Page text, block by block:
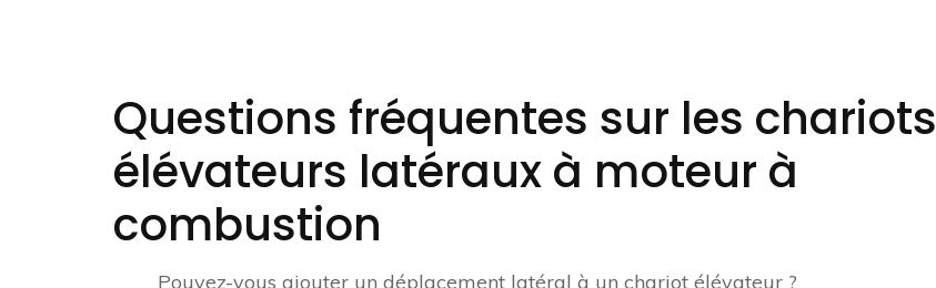
Questions fréquentes sur les chariots
élévateurs latéraux à moteur à
combustion
Pouvez-vous ajouter un déplacement latéral à un chariot élévateur ?